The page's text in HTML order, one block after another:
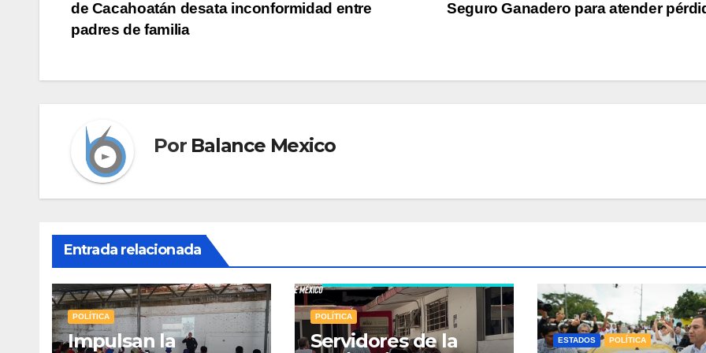
de
Seguro Ganadero para atender
de Cacahoatán desata inconformidad entre
padres de familia
Por Balance Mexico
Entrada relacionada
POLÍTICA
Impulsan la
POLÍTICA
Servidores de la
ESTADOS POLÍTICA